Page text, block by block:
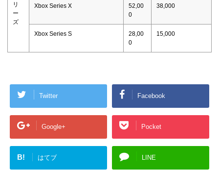
リ
ー
ズ
Xbox Series X
52,00
0
38,000
Xbox Series S
28,00
0
15,000
Twitter Facebook
Google+ Pocket
B! はてブ LINE